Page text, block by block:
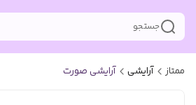
جستجو
ممتاز آرایشی آرایشی صورت